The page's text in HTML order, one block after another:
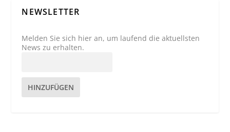
NEWSLETTER
Melden Sie sich hier an, um laufend die aktuellsten
News zu erhalten.
HINZUFÜGEN